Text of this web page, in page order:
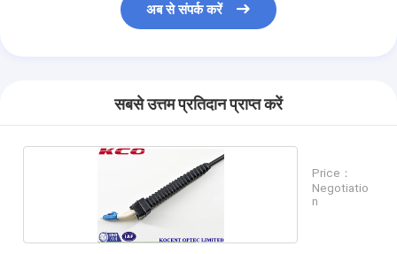
अब से संपर्क करें
सबसे उत्तम प्रतिदान प्राप्त करें
Price：
Negotiatio
n